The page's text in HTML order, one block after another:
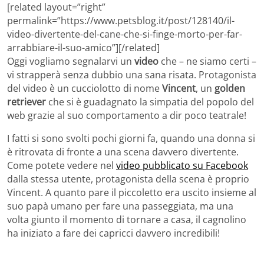
[related layout=”right”
permalink=”https://www.petsblog.it/post/128140/il-
video-divertente-del-cane-che-si-finge-morto-per-far-
arrabbiare-il-suo-amico”][/related]
Oggi vogliamo segnalarvi un video che – ne siamo certi –
vi strapperà senza dubbio una sana risata. Protagonista
del video è un cucciolotto di nomeVincent, un golden
retriever che si è guadagnato la simpatia del popolo del
web grazie al suo comportamento a dir poco teatrale!
I fatti si sono svolti pochi giorni fa, quando una donna si
è ritrovata di fronte a una scena davvero divertente.
Come potete vedere nel video pubblicato su Facebook
dalla stessa utente, protagonista della scena è proprio
Vincent. A quanto pare il piccoletto era uscito insieme al
suo papà umano per fare una passeggiata, ma una
volta giunto il momento di tornare a casa, il cagnolino
ha iniziato a fare dei capricci davvero incredibili!